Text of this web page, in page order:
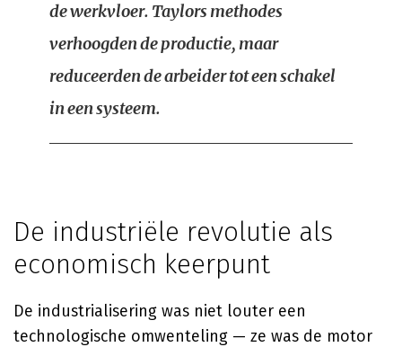
de werkvloer. Taylors methodes
verhoogden de productie, maar
reduceerden de arbeider tot een schakel
in een systeem.
De industriële revolutie als
economisch keerpunt
De industrialisering was niet louter een
technologische omwenteling — ze was de motor